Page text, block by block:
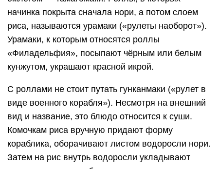
начинка покрыта сначала нори, а потом слоем
риса, называются урамаки («рулеты наоборот»).
Урамаки, к которым относятся роллы
«Филадельфия», посыпают чёрным или белым
кунжутом, украшают красной икрой.
С роллами не стоит путать гунканмаки («рулет в
виде военного корабля»). Несмотря на внешний
вид и название, это блюдо относится к суши.
Комочкам риса вручную придают форму
кораблика, оборачивают листом водоросли нори.
Затем на рис внутрь водоросли укладывают